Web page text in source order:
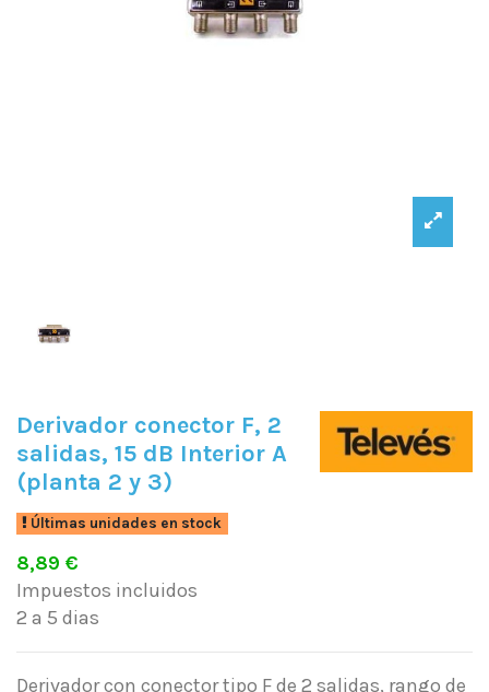
Derivador conector F, 2
salidas, 15 dB Interior A
(planta 2 y 3)
Últimas unidades en stock
8,89 €
Impuestos incluidos
2 a 5 dias
Derivador con conector tipo F de 2 salidas, rango de